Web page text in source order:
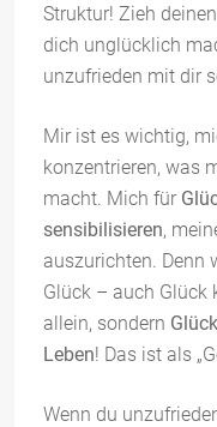
Struktur! Zieh
dich unglücklich
unzufrieden mit dir
Mir ist es wichtig,
konzentrieren, was
macht. Mich für
sensibilisieren,
auszurichten. Denn
Glück – auch
allein, sondern
Leben! Das ist als
Wenn du